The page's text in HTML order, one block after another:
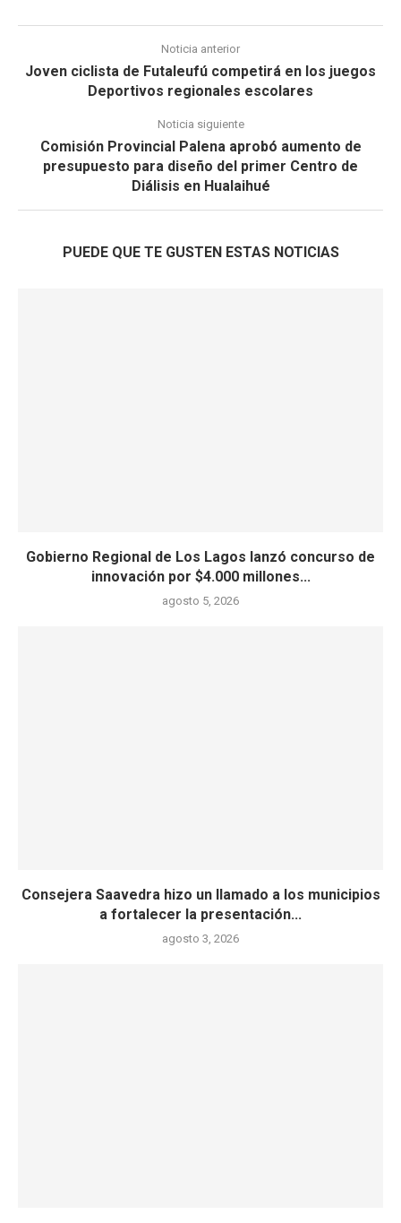
Noticia anterior
Joven ciclista de Futaleufú competirá en los juegos
Deportivos regionales escolares
Noticia siguiente
Comisión Provincial Palena aprobó aumento de
presupuesto para diseño del primer Centro de
Diálisis en Hualaihué
PUEDE QUE TE GUSTEN ESTAS NOTICIAS
Gobierno Regional de Los Lagos lanzó concurso de
innovación por $4.000 millones...
agosto 5, 2026
Consejera Saavedra hizo un llamado a los municipios
a fortalecer la presentación...
agosto 3, 2026